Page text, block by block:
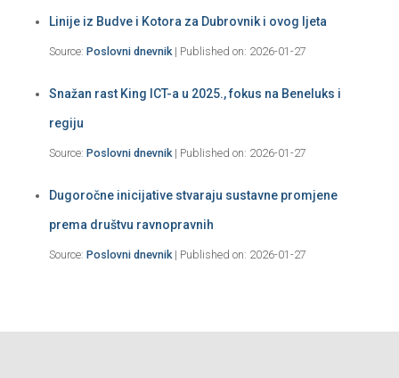
Linije iz Budve i Kotora za Dubrovnik i ovog ljeta
Source: Poslovni dnevnik Published on: 2026-01-27
Snažan rast King ICT-a u 2025., fokus na Beneluks i
regiju
Source: Poslovni dnevnik Published on: 2026-01-27
Dugoročne inicijative stvaraju sustavne promjene
prema društvu ravnopravnih
Source: Poslovni dnevnik Published on: 2026-01-27